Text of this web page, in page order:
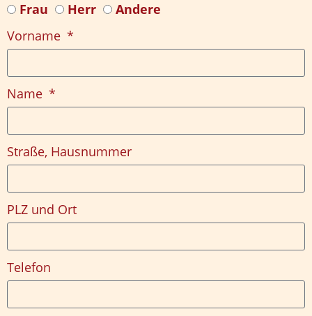
Frau
Herr
Andere
Vorname
Name
Straße, Hausnummer
PLZ und Ort
Telefon